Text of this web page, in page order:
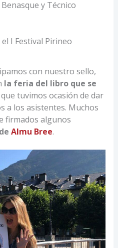
y Técnico
I Festival Pirineo
con nuestro sello,
la feria del libro que se
tuvimos ocasión de dar
a los asistentes. Muchos
firmados algunos
Almu Bree.